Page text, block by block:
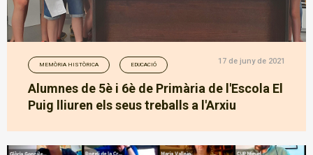
MEMÒRIA HISTÒRICA EDUCACIÓ 17 de juny de 2021
Alumnes de 5è i 6è de Primària de l'Escola El
Puig lliuren els seus treballs a l'Arxiu